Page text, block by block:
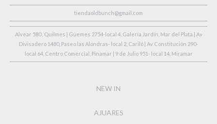
tiendaoldbunch@gmail.com
Alvear 580 , Quilmes | Güemes 2754-local 4, Galería Jardín, Mar del Plata | Av
Divisadero 1480, Paseo las Alondras- local 2, Cariló | Av Constitución 290-
local 64, Centro Comercial, Pinamar | 9 de Julio 951- local 14, Miramar
NEW IN
AJUARES